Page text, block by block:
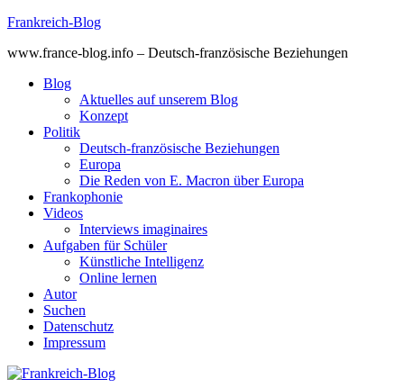
Skip
content
Frankreich-Blog
www.france-blog.info – Deutsch-französische Beziehungen
Blog
Aktuelles auf unserem Blog
Konzept
Politik
Deutsch-französische Beziehungen
Europa
Die Reden von E. Macron über Europa
Frankophonie
Videos
Interviews imaginaires
Aufgaben für Schüler
Künstliche Intelligenz
Online lernen
Autor
Suchen
Datenschutz
Impressum